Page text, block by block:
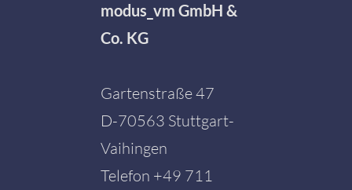
modus_vm GmbH &
Co. KG
Gartenstraße 47
D-70563 Stuttgart-
Vaihingen
Telefon +49 711